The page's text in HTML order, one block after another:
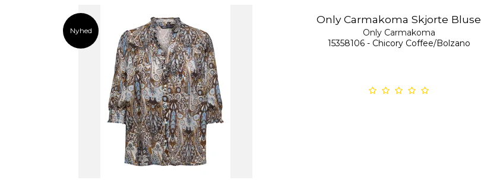
Nyhed
Only Carmakoma Skjorte Bluse
Only Carmakoma
15358106 - Chicory Coffee/Bolzano